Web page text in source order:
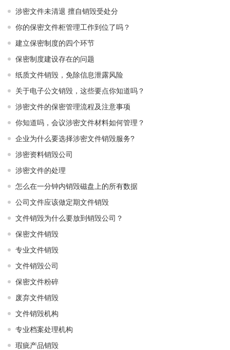
涉密文件未清退 擅自销毁受处分
你的保密文件柜管理工作到位了吗？
建立保密制度的四个环节
保密制度建设存在的问题
纸质文件销毁，免除信息泄露风险
关于电子公文销毁，这些要点你知道吗？
涉密文件的保密管理流程及注意事项
你知道吗，会议涉密文件材料如何管理？
企业为什么要选择涉密文件销毁服务?
涉密资料销毁公司
涉密文件的处理
怎么在一分钟内销毁磁盘上的所有数据
公司文件应该做定期文件销毁
文件销毁为什么要放到销毁公司？
保密文件销毁
专业文件销毁
文件销毁公司
保密文件粉碎
废弃文件销毁
文件销毁机构
专业档案处理机构
瑕疵产品销毁